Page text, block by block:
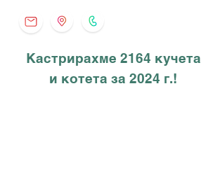
Кастрирахме 2164 кучета
и котета за 2024 г.!